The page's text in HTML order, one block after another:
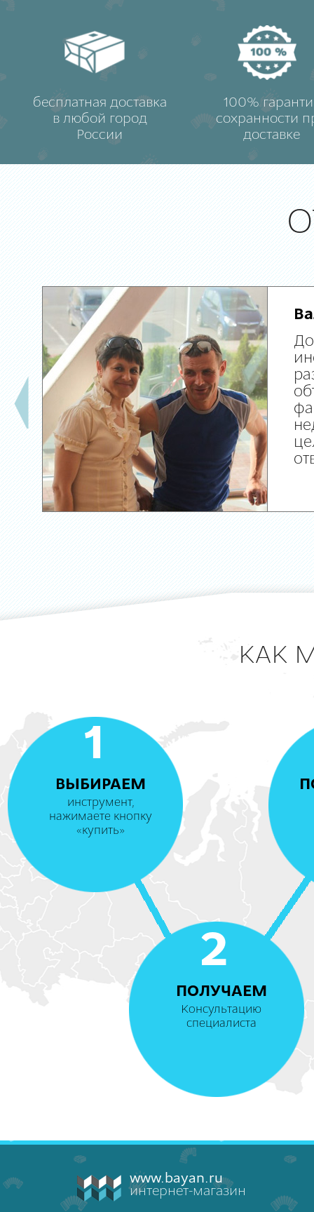
бесплатная доставка
в любой город
России
100%
сохранности
доставке
КАК
1
ВЫБИРАЕМ
инструмент,
нажимаете кнопку
«купить»
2
ПОЛУЧАЕМ
Консультацию
специалиста
www.bayan.ru
интернет-магазин